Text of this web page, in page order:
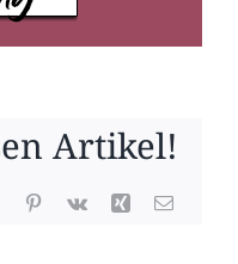
Artikel!
TumblrPinterest
Vk Xing E-